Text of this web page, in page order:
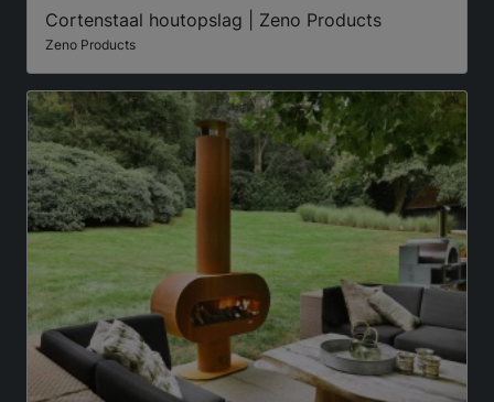
Cortenstaal houtopslag | Zeno Products
Zeno Products